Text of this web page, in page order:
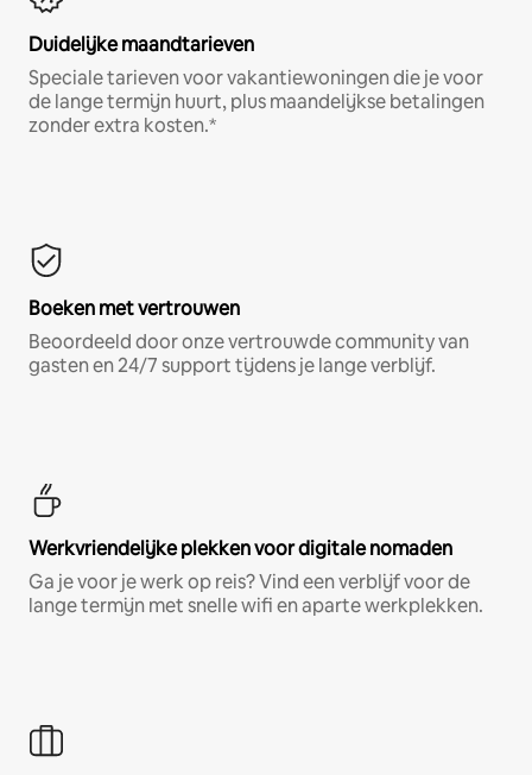
Duidelijke maandtarieven
Speciale tarieven voor vakantiewoningen die je voor
de lange termijn huurt, plus maandelijkse betalingen
zonder extra kosten.*
Boeken met vertrouwen
Beoordeeld door onze vertrouwde community van
gasten en 24/7 support tijdens je lange verblijf.
Werkvriendelijke plekken voor digitale nomaden
Ga je voor je werk op reis? Vind een verblijf voor de
lange termijn met snelle wifi en aparte werkplekken.